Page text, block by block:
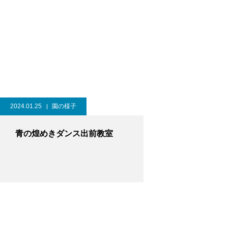
2024.01.25 園の様子
青の煌めきダンス出前教室